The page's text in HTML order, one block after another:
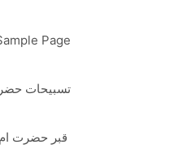
Page
تسبیحات
قبر حضرت ام